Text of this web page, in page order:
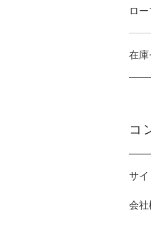
ロ
在庫
コ
サイ
会社